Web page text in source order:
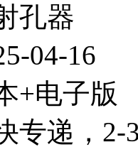
孔器
04-16
+电子版
专递，2-